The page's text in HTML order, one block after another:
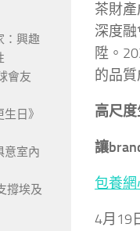
茶財
深度
陞。
的品
高尺
讓
包養
4月19
：興趣
會友
日》
意室內
撐埃及